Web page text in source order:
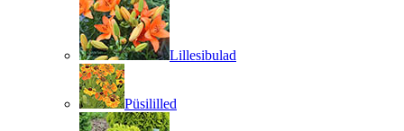
Lillesibulad
Püsililled